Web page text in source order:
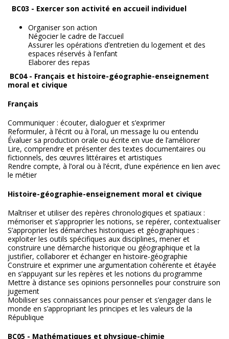
BC03 - Exercer son activité en accueil individuel
Organiser son action
Négocier le cadre de l’accueil
Assurer les opérations d’entretien du logement et des
espaces réservés à l’enfant
Elaborer des repas
BC04 - Français et histoire-géographie-enseignement
moral et civique
Français
Communiquer : écouter, dialoguer et s’exprimer
Reformuler, à l’écrit ou à l’oral, un message lu ou entendu
Évaluer sa production orale ou écrite en vue de l’améliorer
Lire, comprendre et présenter des textes documentaires ou
fictionnels, des œuvres littéraires et artistiques
Rendre compte, à l’oral ou à l’écrit, d’une expérience en lien avec
le métier
Histoire-géographie-enseignement moral et civique
Maîtriser et utiliser des repères chronologiques et spatiaux :
mémoriser et s’approprier les notions, se repérer, contextualiser
S’approprier les démarches historiques et géographiques :
exploiter les outils spécifiques aux disciplines, mener et
construire une démarche historique ou géographique et la
justifier, collaborer et échanger en histoire-géographie
Construire et exprimer une argumentation cohérente et étayée
en s’appuyant sur les repères et les notions du programme
Mettre à distance ses opinions personnelles pour construire son
jugement
Mobiliser ses connaissances pour penser et s’engager dans le
monde en s’appropriant les principes et les valeurs de la
République
BC05 - Mathématiques et physique-chimie